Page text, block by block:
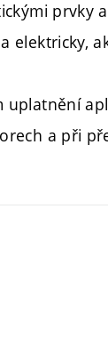
prvky
elektricky,
uplatnění
a při